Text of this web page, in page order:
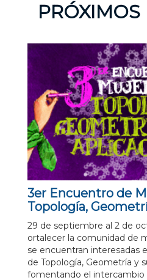
3er Encuentro de
Topología,
29 de septiembre al 2 de
ortalecer la comunidad de
se encuentran interesadas
de Topología, Geometría y
fomentando el